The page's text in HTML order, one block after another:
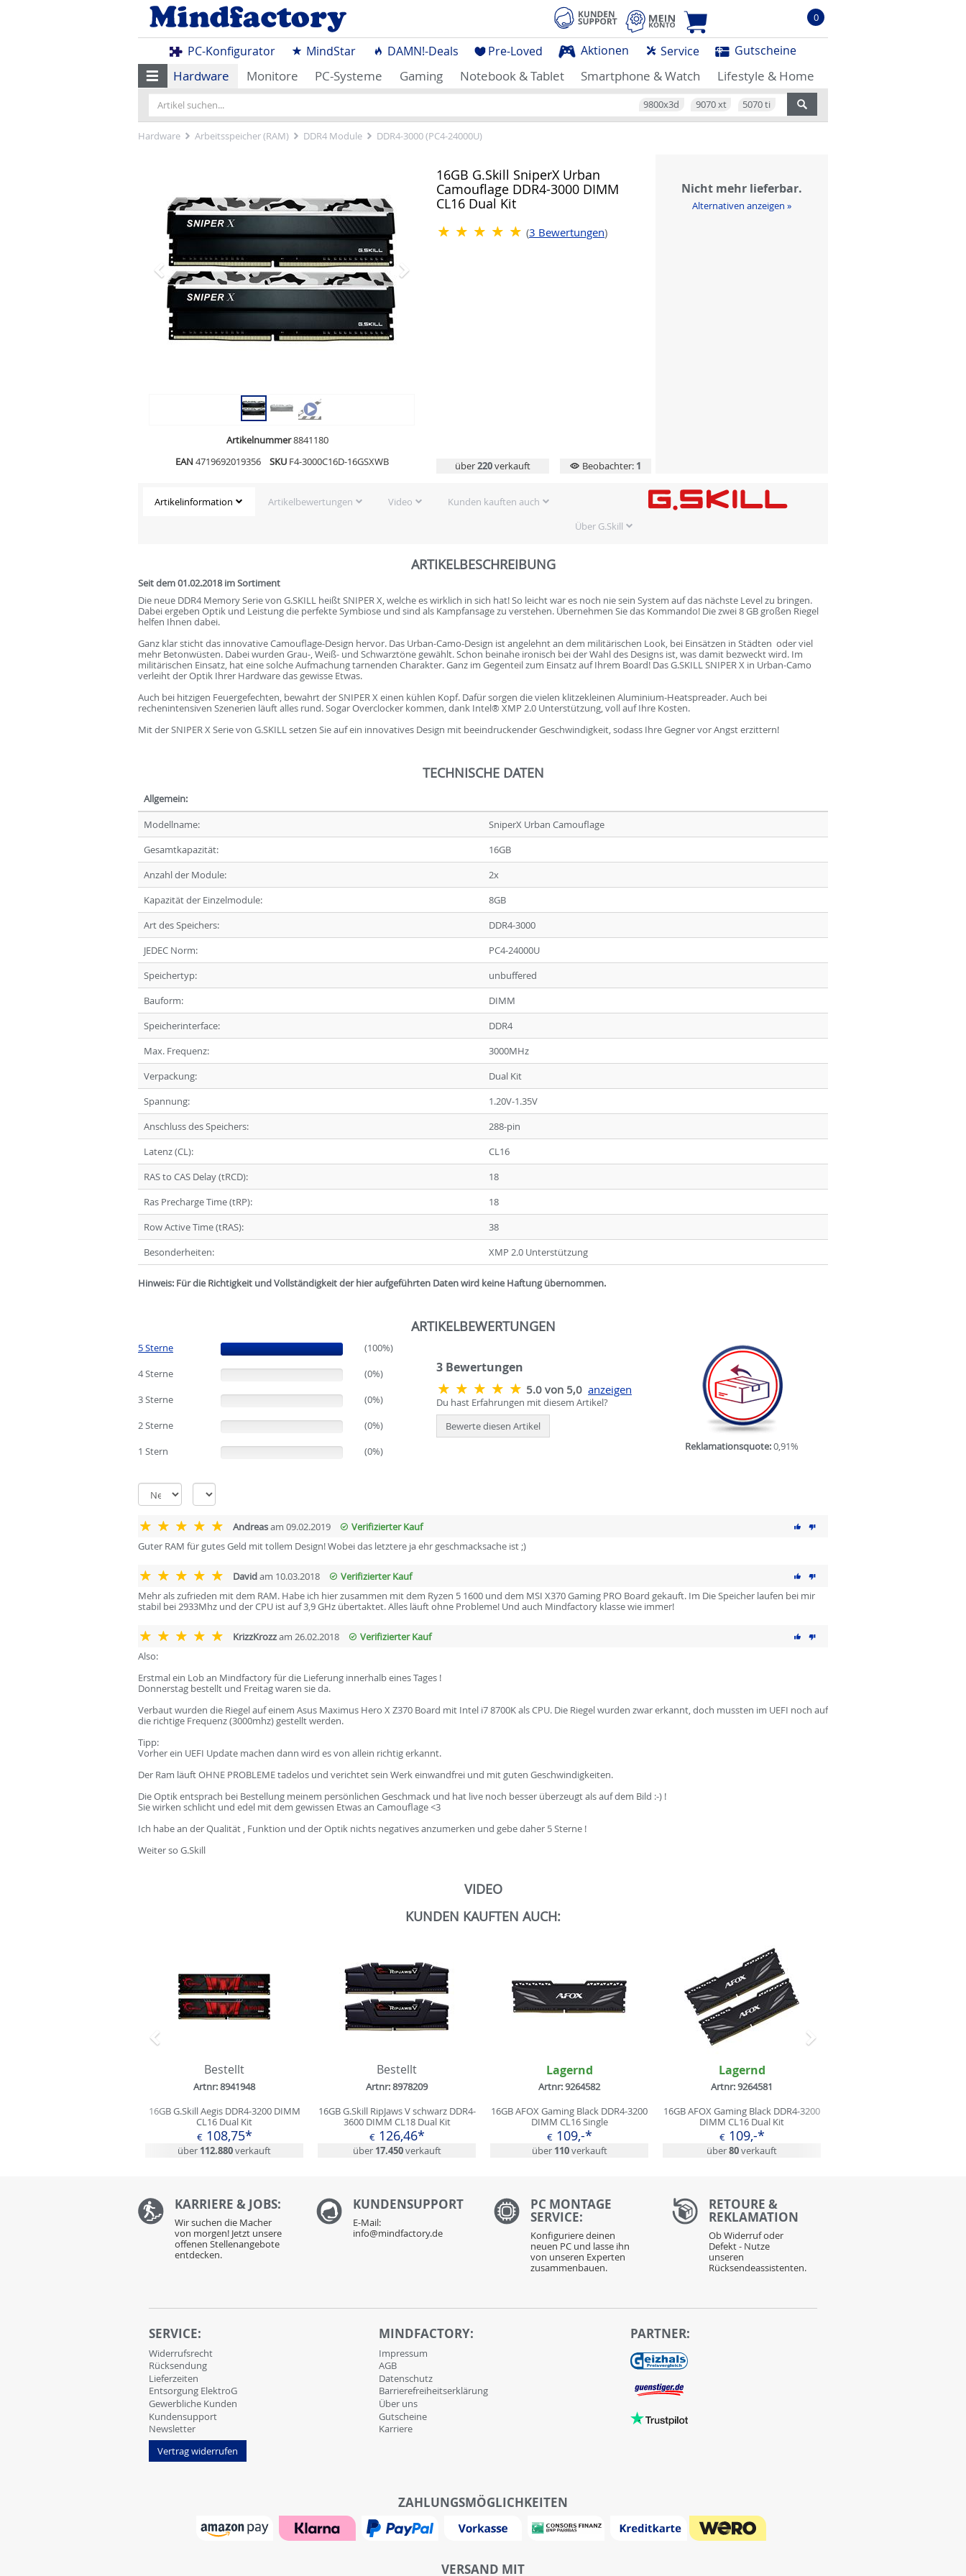
0
PC-Konfigurator MindStar DAMN!-Deals Pre-Loved Aktionen Service Gutscheine
Hardware Monitore PC-Systeme Gaming Notebook & Tablet Smartphone & Watch Lifestyle & Home
9800x3d 9070 xt 5070 ti
Hardware Arbeitsspeicher (RAM) DDR4 Module DDR4-3000 (PC4-24000U)
Artikelnummer8841180
EAN 4719692019356 SKU F4-3000C16D-16GSXWB
16GB G.Skill SniperX Urban
Camouflage DDR4-3000 DIMM
CL16 Dual Kit
(3 Bewertungen)
über220verkauft Beobachter: 1
Nicht mehr lieferbar.
Alternativen anzeigen »
Artikelinformation Artikelbewertungen Video
Kunden kauften auch
Über G.Skill
ARTIKELBESCHREIBUNG
Seit dem 01.02.2018 im Sortiment
Die neue DDR4 Memory Serie von G.SKILL heißt SNIPER X, welche es wirklich in sich hat! So leicht war es noch nie sein System auf das nächste Level zu bringen.
Dabei ergeben Optik und Leistung die perfekte Symbiose und sind als Kampfansage zu verstehen. Übernehmen Sie das Kommando! Die zwei 8 GB großen Riegel
helfen Ihnen dabei.
Ganz klar sticht das innovative Camouflage-Design hervor. Das Urban-Camo-Design ist angelehnt an dem militärischen Look, bei Einsätzen in Städten  oder viel
mehr Betonwüsten. Dabei wurden Grau-, Weiß- und Schwarztöne gewählt. Schon beinahe ironisch bei der Wahl des Designs ist, was damit bezweckt wird. Im
militärischen Einsatz, hat eine solche Aufmachung tarnenden Charakter. Ganz im Gegenteil zum Einsatz auf Ihrem Board! Das G.SKILL SNIPER X in Urban-Camo
verleiht der Optik Ihrer Hardware das gewisse Etwas.
Auch bei hitzigen Feuergefechten, bewahrt der SNIPER X einen kühlen Kopf. Dafür sorgen die vielen klitzekleinen Aluminium-Heatspreader. Auch bei
rechenintensiven Szenerien läuft alles rund. Sogar Overclocker kommen, dank Intel® XMP 2.0 Unterstützung, voll auf Ihre Kosten.
Mit der SNIPER X Serie von G.SKILL setzen Sie auf ein innovatives Design mit beeindruckender Geschwindigkeit, sodass Ihre Gegner vor Angst erzittern!
TECHNISCHE DATEN
Allgemein:
Modellname:
SniperX Urban Camouflage
Gesamtkapazität:
16GB
Anzahl der Module:
2x
Kapazität der Einzelmodule:
8GB
Art des Speichers:
DDR4-3000
JEDEC Norm:
PC4-24000U
Speichertyp:
unbuffered
Bauform:
DIMM
Speicherinterface:
DDR4
Max. Frequenz:
3000MHz
Verpackung:
Dual Kit
Spannung:
1.20V-1.35V
Anschluss des Speichers:
288-pin
Latenz (CL):
CL16
RAS to CAS Delay (tRCD):
18
Ras Precharge Time (tRP):
18
Row Active Time (tRAS):
38
Besonderheiten:
XMP 2.0 Unterstützung
Hinweis: Für die Richtigkeit und Vollständigkeit der hier aufgeführten Daten wird keine Haftung übernommen.
ARTIKELBEWERTUNGEN
5 Sterne (100%)
(100%)
4 Sterne
(0%)
3 Sterne
(0%)
2 Sterne
(0%)
1 Stern
(0%)
3 Bewertungen
5.0 von 5,0 anzeigen
Du hast Erfahrungen mit diesem Artikel?
Bewerte diesen Artikel
Reklamationsquote:0,91%
Andreasam 09.02.2019
Verifizierter Kauf
Guter RAM für gutes Geld mit tollem Design! Wobei das letztere ja ehr geschmacksache ist ;)
Davidam 10.03.2018
Verifizierter Kauf
Mehr als zufrieden mit dem RAM. Habe ich hier zusammen mit dem Ryzen 5 1600 und dem MSI X370 Gaming PRO Board gekauft. Im Die Speicher laufen bei mir
stabil bei 2933Mhz und der CPU ist auf 3,9 GHz übertaktet. Alles läuft ohne Probleme! Und auch Mindfactory klasse wie immer!
KrizzKrozzam 26.02.2018
Verifizierter Kauf
Also:
Erstmal ein Lob an Mindfactory für die Lieferung innerhalb eines Tages !
Donnerstag bestellt und Freitag waren sie da.
Verbaut wurden die Riegel auf einem Asus Maximus Hero X Z370 Board mit Intel i7 8700K als CPU. Die Riegel wurden zwar erkannt, doch mussten im UEFI noch auf
die richtige Frequenz (3000mhz) gestellt werden.
Tipp:
Vorher ein UEFI Update machen dann wird es von allein richtig erkannt.
Der Ram läuft OHNE PROBLEME tadelos und verichtet sein Werk einwandfrei und mit guten Geschwindigkeiten.
Die Optik entsprach bei Bestellung meinem persönlichen Geschmack und hat live noch besser überzeugt als auf dem Bild :-) !
Sie wirken schlicht und edel mit dem gewissen Etwas an Camouflage <3
Ich habe an der Qualität , Funktion und der Optik nichts negatives anzumerken und gebe daher 5 Sterne !
Weiter so G.Skill
VIDEO
KUNDEN KAUFTEN AUCH:
Bestellt
Artnr: 8941948
16GB G.Skill Aegis DDR4-3200 DIMM
CL16 Dual Kit
€108,75*
über 112.880verkauft
Bestellt
Artnr: 8978209
16GB G.Skill RipJaws V schwarz DDR4-
3600 DIMM CL18 Dual Kit
€126,46*
über 17.450verkauft
Lagernd
Artnr: 9264582
16GB AFOX Gaming Black DDR4-3200
DIMM CL16 Single
€109,-*
über 110verkauft
Lagernd
Artnr: 9264581
16GB AFOX Gaming Black DDR4-3200
DIMM CL16 Dual Kit
€109,-*
über80verkauft
Zurück Nächstes
KARRIERE & JOBS:
Wir suchen die Macher
von morgen! Jetzt unsere
offenen Stellenangebote
entdecken.
KUNDENSUPPORT
E-Mail:
info@mindfactory.de
PC MONTAGE
SERVICE:
Konfiguriere deinen
neuen PC und lasse ihn
von unseren Experten
zusammenbauen.
RETOURE &
REKLAMATION
Ob Widerruf oder
Defekt - Nutze
unseren
Rücksendeassistenten.
SERVICE:
Widerrufsrecht
Rücksendung
Lieferzeiten
Entsorgung ElektroG
Gewerbliche Kunden
Kundensupport
Newsletter
Vertrag widerrufen
MINDFACTORY:
Impressum
AGB
Datenschutz
Barrierefreiheitserklärung
Über uns
Gutscheine
Karriere
PARTNER:
ZAHLUNGSMÖGLICHKEITEN
VERSAND MIT